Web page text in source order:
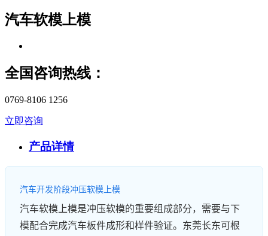
汽车软模上模
全国咨询热线：
0769-8106 1256
立即咨询
产品详情
汽车开发阶段冲压软模上模
汽车软模上模是冲压软模的重要组成部分，需要与下
模配合完成汽车板件成形和样件验证。东莞长东可根